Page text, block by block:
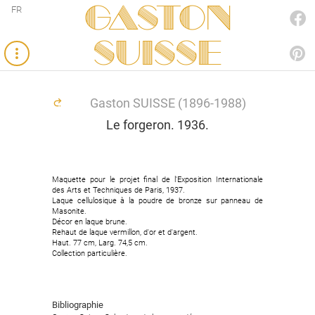
Gaston
SUISSE
FR
Gaston SUISSE (1896-1988)
Le forgeron. 1936.
Maquette pour le projet final de l'Exposition Internationale
des Arts et Techniques de Paris, 1937.
Laque cellulosique à la poudre de bronze sur panneau de
Masonite.
Décor en laque brune.
Rehaut de laque vermillon, d'or et d'argent.
Haut. 77 cm, Larg. 74,5 cm.
Collection particulière.
Bibliographie
Maquette pour le projet final de l'Exposition Internationale
des Arts et Techniques de Paris, 1937.
Laque cellulosique à la poudre de bronze sur panneau de
Masonite.
Décor en laque brune.
Rehaut de laque vermillon, d'or et d'argent.
Haut. 77 cm, Larg. 74,5 cm.
Collection particulière.
Bibliographie